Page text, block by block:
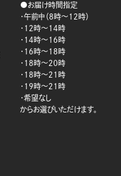
●お届け時間指定
・午前中（8時～12時）
・12時～14時
・14時～16時
・16時～18時
・18時～20時
・18時～21時
・19時～21時
・希望なし
からお選びいただけます。